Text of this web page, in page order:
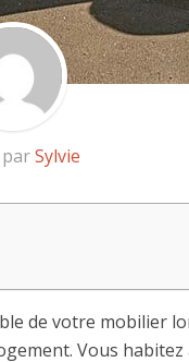
Sylvie
de votre mobilier
Vous